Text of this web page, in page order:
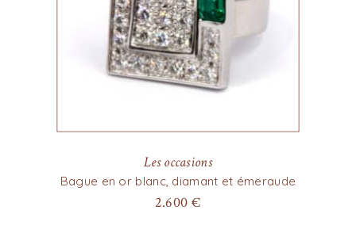
Les occasions
Bague en or blanc, diamant et émeraude
2.600 €